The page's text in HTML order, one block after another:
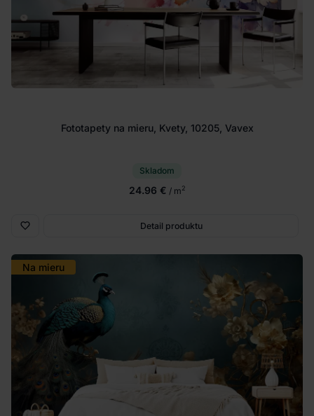
Fototapety na mieru, Kvety, 10205, Vavex
Skladom
24.96 € / m2
Detail produktu
Na mieru